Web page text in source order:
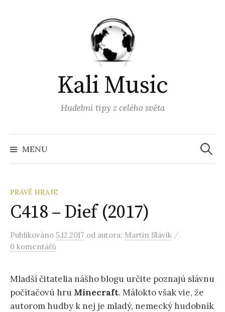
Kali Music
Hudební tipy z celého světa
MENU
PRÁVĚ HRAJE
C418 – Dief (2017)
Publikováno 5.12.2017 od autora: Martin Slávik /
0 komentářů
Mladší čitatelia nášho blogu určite poznajú slávnu
počítačovú hru Minecraft. Málokto však vie, že
autorom hudby k nej je mladý, nemecký hudobník